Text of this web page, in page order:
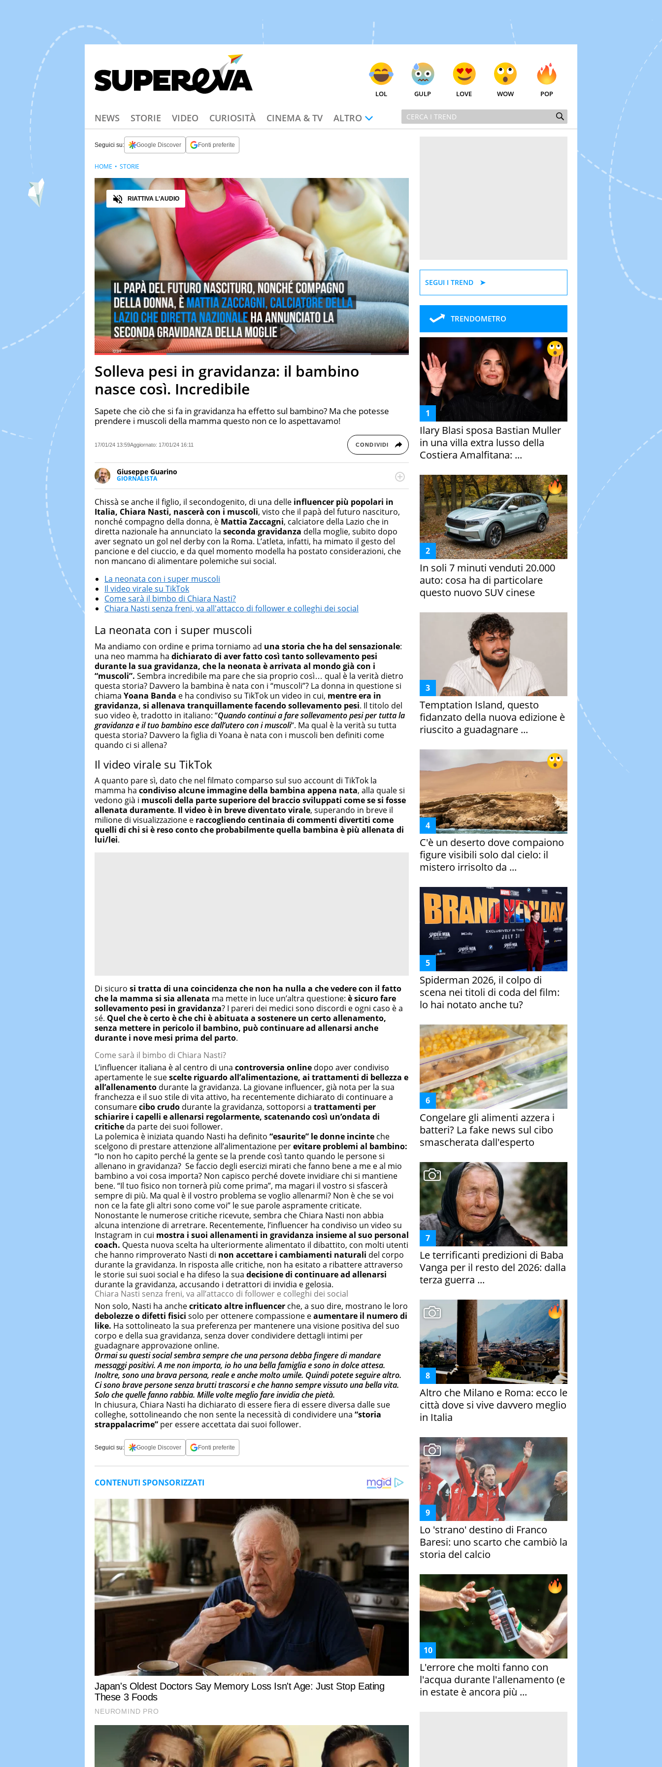
LOL GULP LOVE WOW POP
NEWS STORIE VIDEO CURIOSITÀ CINEMA & TV ALTRO
Seguici su: Google Discover Fonti preferite
PauseUnmuteCurrent TimeDuration
1:19
Loaded:87.91%
Fullscreen
Audio
RIATTIVA L'AUDIO
Solleva pesi in gravidanza: il bambino
nasce così. Incredibile
Sapete che ciò che si fa in gravidanza ha effetto sul bambino? Ma che potesse
prendere i muscoli della mamma questo non ce lo aspettavamo!
17/01/24 13:59Aggiornato: 17/01/24 16:11 CONDIVIDI
Giuseppe Guarino
GIORNALISTA
Ph(D) in Diritto Comparato e processi di integrazione e attivo nel campo della ricerca, in
particolare sulla Storia contemporanea di America Latina e Spagna. Collabora con
numerose testate ed è presidente dell'Associazione Culturale "La Biblioteca del Sannio".
HOME STORIE
Chissà se anche il figlio, il secondogenito, di una delle influencer più popolari in
Italia, Chiara Nasti, nascerà con i muscoli, visto che il papà del futuro nascituro,
nonché compagno della donna, è Mattia Zaccagni, calciatore della Lazio che in
diretta nazionale ha annunciato la seconda gravidanza della moglie, subito dopo
aver segnato un gol nel derby con la Roma. L’atleta, infatti, ha mimato il gesto del
pancione e del ciuccio, e da quel momento modella ha postato considerazioni, che
non mancano di alimentare polemiche sui social.
La neonata con i super muscoli
Il video virale su TikTok
Come sarà il bimbo di Chiara Nasti?
Chiara Nasti senza freni, va all'attacco di follower e colleghi dei social
La neonata con i super muscoli
Ma andiamo con ordine e prima torniamo ad una storia che ha del sensazionale:
una neo mamma ha dichiarato di aver fatto così tanto sollevamento pesi
durante la sua gravidanza, che la neonata è arrivata al mondo già con i
“muscoli”. Sembra incredibile ma pare che sia proprio così… qual è la verità dietro
questa storia? Davvero la bambina è nata con i “muscoli”? La donna in questione si
chiama Yoana Banda e ha condiviso su TikTok un video in cui, mentre era in
gravidanza, si allenava tranquillamente facendo sollevamento pesi. Il titolo del
suo video è, tradotto in italiano: “Quando continui a fare sollevamento pesi per tutta la
gravidanza e il tuo bambino esce dall’utero con i muscoli“. Ma qual è la verità su tutta
questa storia? Davvero la figlia di Yoana è nata con i muscoli ben definiti come
quando ci si allena?
Il video virale su TikTok
A quanto pare sì, dato che nel filmato comparso sul suo account di TikTok la
mamma ha condiviso alcune immagine della bambina appena nata, alla quale si
vedono già i muscoli della parte superiore del braccio sviluppati come se si fosse
allenata duramente. Il video è in breve diventato virale, superando in breve il
milione di visualizzazione e raccogliendo centinaia di commenti divertiti come
quelli di chi si è reso conto che probabilmente quella bambina è più allenata di
lui/lei.
Di sicuro si tratta di una coincidenza che non ha nulla a che vedere con il fatto
che la mamma si sia allenata ma mette in luce un’altra questione: è sicuro fare
sollevamento pesi in gravidanza? I pareri dei medici sono discordi e ogni caso è a
sé. Quel che è certo è che chi è abituata a sostenere un certo allenamento,
senza mettere in pericolo il bambino, può continuare ad allenarsi anche
durante i nove mesi prima del parto.
Come sarà il bimbo di Chiara Nasti?
L’influencer italiana è al centro di una controversia online dopo aver condiviso
apertamente le suescelte riguardo all’alimentazione, ai trattamenti di bellezza e
all’allenamento durante la gravidanza. La giovane influencer, già nota per la sua
franchezza e il suo stile di vita attivo, ha recentemente dichiarato di continuare a
consumarecibo crudo durante la gravidanza, sottoporsi a trattamenti per
schiarire i capelli e allenarsi regolarmente, scatenando così un’ondata di
critiche da parte dei suoi follower.
La polemica è iniziata quando Nasti ha definito “esaurite” le donne incinte che
scelgono di prestare attenzione all’alimentazione perevitare problemi al bambino:
“Io non ho capito perché la gente se la prende così tanto quando le persone si
allenano in gravidanza? Se faccio degli esercizi mirati che fanno bene a me e al mio
bambino a voi cosa importa? Non capisco perché dovete invidiare chi si mantiene
bene. “Il tuo fisico non tornerà più come prima”, ma magari il vostro si sfascerà
sempre di più. Ma qual è il vostro problema se voglio allenarmi? Non è che se voi
non ce la fate gli altri sono come voi” le sue parole aspramente criticate.
Nonostante le numerose critiche ricevute, sembra che Chiara Nasti non abbia
alcuna intenzione di arretrare. Recentemente, l’influencer ha condiviso un video su
Instagram in cui mostra i suoi allenamenti in gravidanza insieme al suo personal
coach. Questa nuova scelta ha ulteriormente alimentato il dibattito, con molti utenti
che hanno rimproverato Nasti di non accettare i cambiamenti naturali del corpo
durante la gravidanza. In risposta alle critiche, non ha esitato a ribattere attraverso
le storie sui suoi social e ha difeso la sua decisione di continuare ad allenarsi
durante la gravidanza, accusando i detrattori di invidia e gelosia.
Chiara Nasti senza freni, va all’attacco di follower e colleghi dei social
Non solo, Nasti ha anchecriticato altre influencer che, a suo dire, mostrano le loro
debolezze o difetti fisici solo per ottenere compassione eaumentare il numero di
like. Ha sottolineato la sua preferenza per mantenere una visione positiva del suo
corpo e della sua gravidanza, senza dover condividere dettagli intimi per
guadagnare approvazione online.
Ormai su questi social sembra sempre che una persona debba fingere di mandare
messaggi positivi. A me non importa, io ho una bella famiglia e sono in dolce attesa.
Inoltre, sono una brava persona, reale e anche molto umile. Quindi potete seguire altro.
Ci sono brave persone senza brutti trascorsi e che hanno sempre vissuto una bella vita.
Solo che quelle fanno rabbia. Mille volte meglio fare invidia che pietà.
In chiusura, Chiara Nasti ha dichiarato di essere fiera di essere diversa dalle sue
colleghe, sottolineando che non sente la necessità di condividere una “storia
strappalacrime” per essere accettata dai suoi follower.
Seguici su: Google Discover Fonti preferite
SEGUI I TREND
TRENDOMETRO
Ilary Blasi sposa Bastian Muller
in una villa extra lusso della
Costiera Amalfitana: ...
In soli 7 minuti venduti 20.000
auto: cosa ha di particolare
questo nuovo SUV cinese
Temptation Island, questo
fidanzato della nuova edizione è
riuscito a guadagnare ...
C'è un deserto dove compaiono
figure visibili solo dal cielo: il
mistero irrisolto da ...
Spiderman 2026, il colpo di
scena nei titoli di coda del film:
lo hai notato anche tu?
Congelare gli alimenti azzera i
batteri? La fake news sul cibo
smascherata dall'esperto
Le terrificanti predizioni di Baba
Vanga per il resto del 2026: dalla
terza guerra ...
Altro che Milano e Roma: ecco le
città dove si vive davvero meglio
in Italia
Lo 'strano' destino di Franco
Baresi: uno scarto che cambiò la
storia del calcio
L'errore che molti fanno con
l'acqua durante l'allenamento (e
in estate è ancora più ...